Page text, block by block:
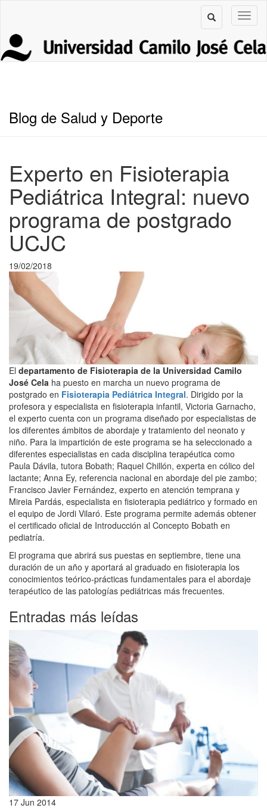
Blog de Salud y Deporte
Experto en Fisioterapia
Pediátrica Integral: nuevo
programa de postgrado
UCJC
19/02/2018
El departamento de Fisioterapia de la Universidad Camilo
José Cela ha puesto en marcha un nuevo programa de
postgrado en Fisioterapia Pediátrica Integral. Dirigido por la
profesora y especialista en fisioterapia infantil, Victoria Garnacho,
el experto cuenta con un programa diseñado por especialistas de
los diferentes ámbitos de abordaje y tratamiento del neonato y
niño. Para la impartición de este programa se ha seleccionado a
diferentes especialistas en cada disciplina terapéutica como
Paula Dávila, tutora Bobath; Raquel Chillón, experta en cólico del
lactante; Anna Ey, referencia nacional en abordaje del pie zambo;
Francisco Javier Fernández, experto en atención temprana y
Mireia Pardás, especialista en fisioterapia pediátrico y formado en
el equipo de Jordi Vilaró. Este programa permite además obtener
el certificado oficial de Introducción al Concepto Bobath en
pediatría.
El programa que abrirá sus puestas en septiembre, tiene una
duración de un año y aportará al graduado en fisioterapia los
conocimientos teórico-prácticas fundamentales para el abordaje
terapéutico de las patologías pediátricas más frecuentes.
Entradas más leídas
17 Jun 2014